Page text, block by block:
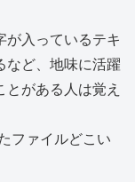
が入っているテキ
など、地味に活躍
がある人は覚え
ファイルどこい